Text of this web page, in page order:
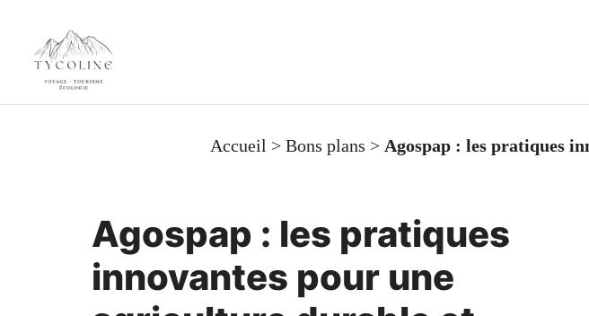
contenu
Accueil > Bons plans > Agospap : les pratiques
Agospap : les pratiques
innovantes pour une